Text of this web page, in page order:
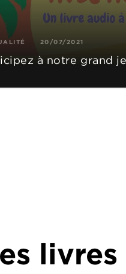
20/07/2021
à notre grand